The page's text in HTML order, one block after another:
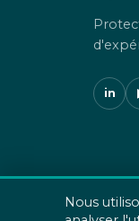
in
Nous